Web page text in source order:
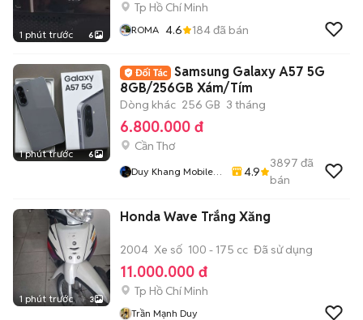
1 phút trước 6
Tp Hồ Chí Minh
ROMA 4.6 184đã bán
1 phút trước 6
Samsung Galaxy A57 5G
8GB/256GB Xám/Tím
Dòng khác 256 GB 3 tháng
6.800.000 đ
Cần Thơ
Duy Khang Mobile
4.9
3897 đã
bán
1 phút trước 3
Honda Wave Trắng Xăng
2004 Xe số 100 - 175 cc Đã sử dụng
11.000.000 đ
Tp Hồ Chí Minh
Trần Mạnh Duy